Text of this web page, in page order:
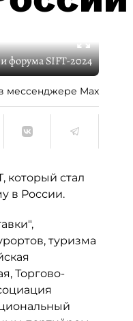
форума SIFT-2024
мессенджере Max
который стал
в России.
туризма
Торгово-